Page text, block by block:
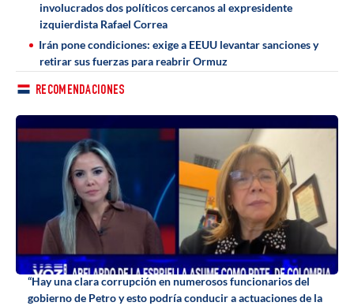
involucrados dos políticos cercanos al expresidente
izquierdista Rafael Correa
Irán pone condiciones: exige a EEUU levantar sanciones y
retirar sus fuerzas para reabrir Ormuz
RECOMENDACIONES
“Hay una clara corrupción en numerosos funcionarios del
gobierno de Petro y esto podría conducir a actuaciones de la